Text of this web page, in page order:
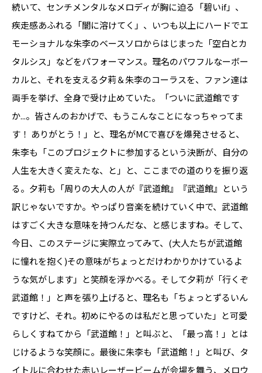
続いて、センチメンタルなメロディが胸に迫る「碧いif」、
疾走感あふれる「闇に溶けてく」、いつも以上にハードでエ
モーショナルな朱李のベースソロからはじまった「空白とカ
タルシス」などをパフォーマンス。理名のパワフルなーボー
カルと、それを支える夕莉＆朱李のコーラスを、ファン達は
両手を挙げ、全身で受け止めていた。「ついに武道館です
か...。皆さんのおかげで、もうこんなことになっちゃってま
す！ ありがとう！」と、理名がMCで喜びを爆発させると、
朱李も「このプロジェクトに参加するという決断が、自分の
人生を大きく変えたな、と」と、ここまでの道のりを振り返
る。夕莉も「周りの大人の人が『武道館』『武道館』という
訳じゃないですか。やっぱり音楽を続けていく中で、武道館
はすごく大きな意味を持つんだな、と感じますね。そして、
今日、このステージに実際立ってみて、(大人たちが武道館
に憧れを抱く)その意味がちょっとだけわかりかけているよ
うな気がします」と笑顔を浮かべる。そして夕莉が「行くぞ
武道館！」と声を張り上げると、理名も「ちょっとずるいん
ですけど、それ。初めにやるのは私だと思っていた」と可愛
らしくすねてから「武道館！」と叫ぶと、「最っ高！」とは
じけるような笑顔に。最後に朱李も「武道館！」と叫び、タ
イトルに合わせた赤いレーザービームが会場を舞う、メロウ